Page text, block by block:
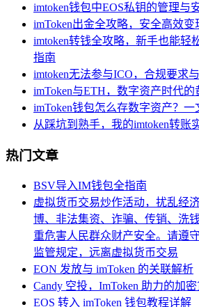
imtoken钱包中EOS私钥的管理与
imToken出金全攻略，安全高效
imtoken转钱全攻略，新手也能轻
指南
imtoken无法参与ICO，合规要求
imToken与ETH，数字资产时代的
imToken钱包怎么存数字资产？
从踩坑到熟手，我的imtoken转账
热门文章
BSV导入IM钱包全指南
虚拟货币交易炒作活动，扰乱经
博、非法集资、诈骗、传销、洗
重危害人民群众财产安全。请遵
监管规定，远离虚拟货币交易
EON 发放与 imToken 的关联解析
Candy 空投，ImToken 助力的加
EOS 转入 imToken 钱包教程详解